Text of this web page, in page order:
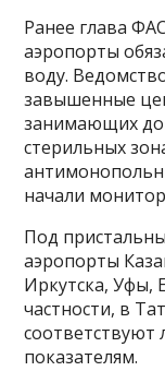
Ранее глава
аэропорты
воду.
завышенные
занимающих
стерильных
начали
Под
аэропорты
Иркутска, Уфы,
частности, в
показателям.